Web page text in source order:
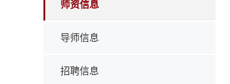
师资信息
导师信息
招聘信息